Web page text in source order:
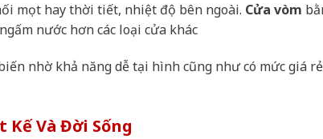
mọt hay thời tiết, nhiệt độ bên ngoài. Cửa vòm
nước hơn các loại cửa khác
nhờ khả năng dễ tại hình cũng như có mức giá
Kế Và Đời Sống